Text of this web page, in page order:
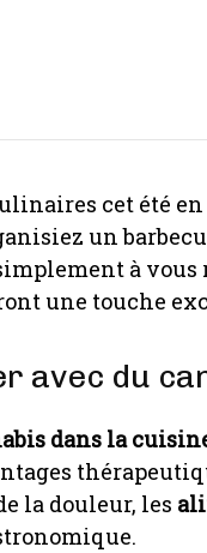
cet été
un
à
une touche
avec du
dans la
la douleur, les